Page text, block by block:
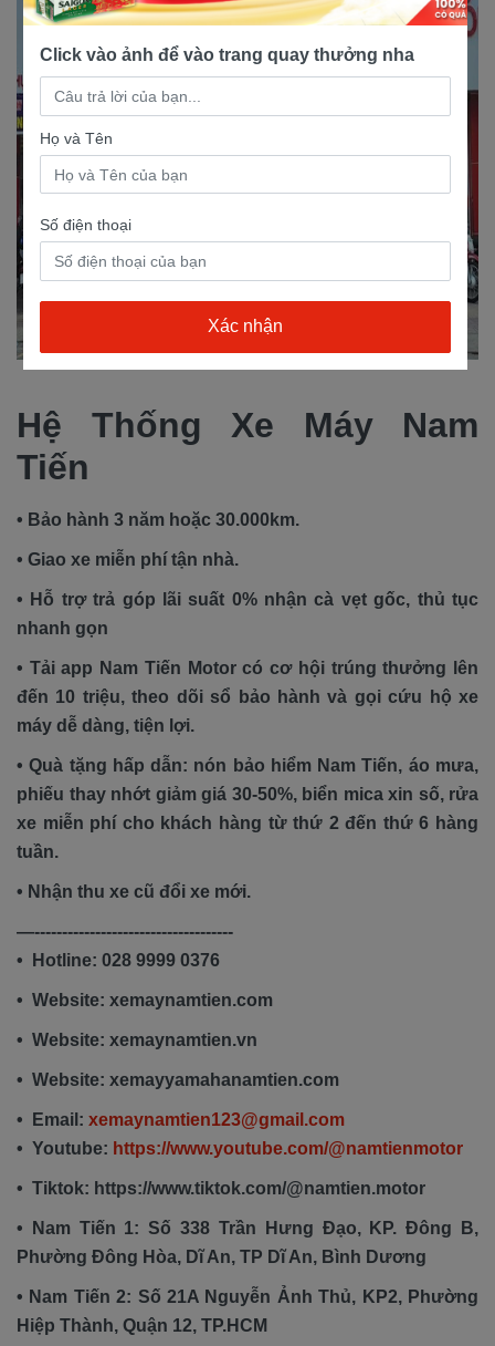
Hệ Thống Xe Máy Nam
Tiến
• Bảo hành 3 năm hoặc 30.000km.
• Giao xe miễn phí tận nhà.
• Hỗ trợ trả góp lãi suất 0% nhận cà vẹt gốc, thủ tục
nhanh gọn
• Tải app Nam Tiến Motor có cơ hội trúng thưởng lên
đến 10 triệu, theo dõi sổ bảo hành và gọi cứu hộ xe
máy dễ dàng, tiện lợi.
• Quà tặng hấp dẫn: nón bảo hiểm Nam Tiến, áo mưa,
phiếu thay nhớt giảm giá 30-50%, biển mica xin số, rửa
xe miễn phí cho khách hàng từ thứ 2 đến thứ 6 hàng
tuần.
• Nhận thu xe cũ đổi xe mới.
—------------------------------------
• Hotline: 028 9999 0376
• Website: xemaynamtien.com
• Website: xemaynamtien.vn
• Website: xemayyamahanamtien.com
• Email: xemaynamtien123@gmail.com
• Youtube: https://www.youtube.com/@namtienmotor
• Tiktok: https://www.tiktok.com/@namtien.motor
• Nam Tiến 1: Số 338 Trần Hưng Đạo, KP. Đông B,
Phường Đông Hòa, Dĩ An, TP Dĩ An, Bình Dương
• Nam Tiến 2: Số 21A Nguyễn Ảnh Thủ, KP2, Phường
Hiệp Thành, Quận 12, TP.HCM
Click vào ảnh để vào trang quay thưởng nha
Họ và Tên
Số điện thoại